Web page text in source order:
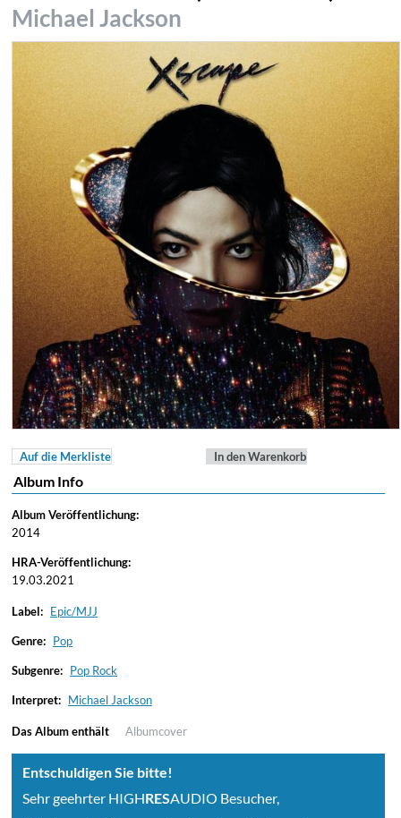
Michael Jackson
Auf die Merkliste In den Warenkorb
Album Info
Album Veröffentlichung:
2014
HRA-Veröffentlichung:
19.03.2021
Label: Epic/MJJ
Genre: Pop
Subgenre: Pop Rock
Interpret: Michael Jackson
Das Album enthält Albumcover
Entschuldigen Sie bitte!
Sehr geehrter HIGHRESAUDIO Besucher,